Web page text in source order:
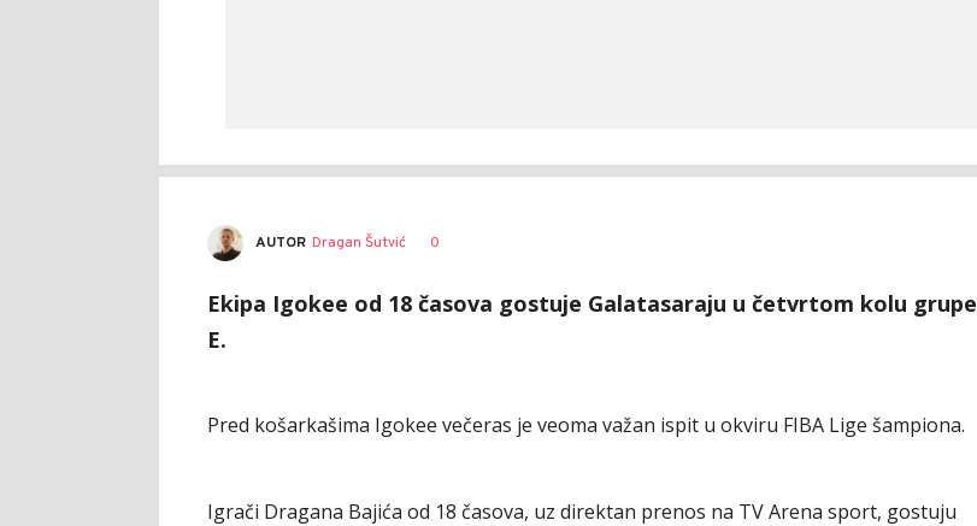
AUTOR Dragan Šutvić 0
Ekipa Igokee od 18 časova gostuje Galatasaraju u četvrtom kolu grupe
E.
Pred košarkašima Igokee večeras je veoma važan ispit u okviru FIBA Lige šampiona.
Igrači Dragana Bajića od 18 časova, uz direktan prenos na TV Arena sport, gostuju